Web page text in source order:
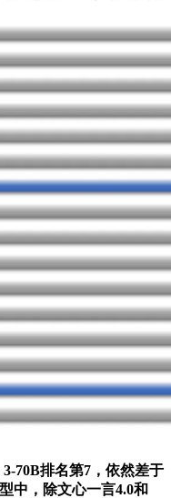
排名第7，依然差于
中，除文心一言4.0和